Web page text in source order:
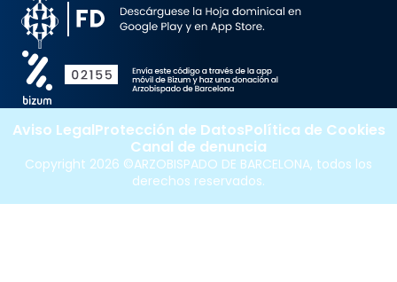
Copyright 2026 ©ARZOBISPADO DE BARCELONA, todos los
derechos reservados.
Aviso LegalProtección de DatosPolítica de Cookies
Canal de denuncia